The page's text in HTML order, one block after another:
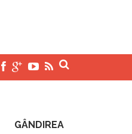
GÂNDIREA